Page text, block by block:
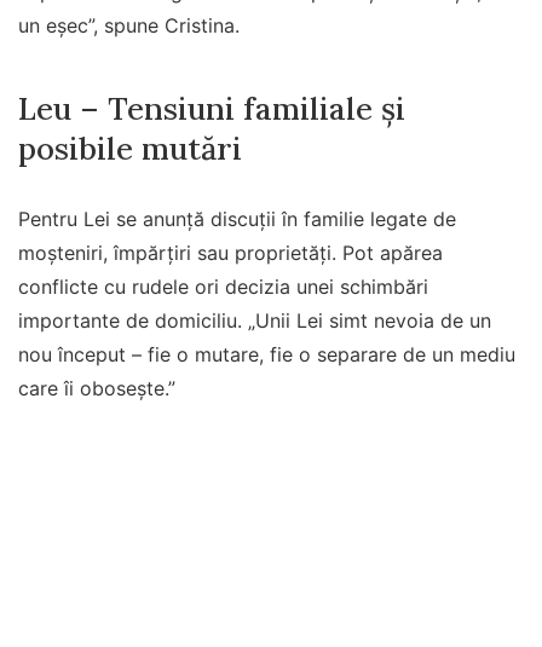
un eșec”, spune Cristina.
Leu – Tensiuni familiale și
posibile mutări
Pentru Lei se anunță discuții în familie legate de
moșteniri, împărțiri sau proprietăți. Pot apărea
conflicte cu rudele ori decizia unei schimbări
importante de domiciliu. „Unii Lei simt nevoia de un
nou început – fie o mutare, fie o separare de un mediu
care îi obosește.”